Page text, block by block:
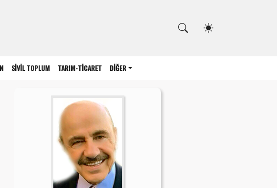
SİVİL TOPLUM TARIM-TİCARET DİĞER